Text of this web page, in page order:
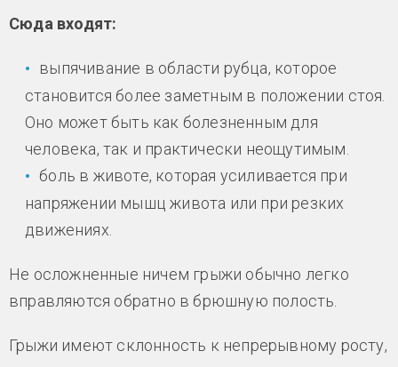
Сюда входят:
выпячивание в области рубца, которое
становится более заметным в положении стоя.
Оно может быть как болезненным для
человека, так и практически неощутимым.
боль в животе, которая усиливается при
напряжении мышц живота или при резких
движениях.
Не осложненные ничем грыжи обычно легко
вправляются обратно в брюшную полость.
Грыжи имеют склонность к непрерывному росту,